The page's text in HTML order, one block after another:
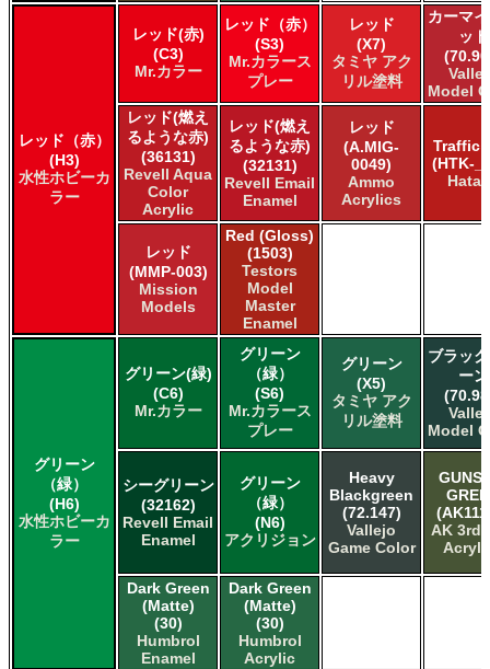
レッド（赤）
(H3)
水性ホビーカ
ラー
レッド(赤)
(C3)
Mr.カラー
レッド（赤）
(S3)
Mr.カラース
プレー
レッド
(X7)
タミヤ アク
リル塗料
カーマ
ッド
Model
レッド(燃え
るような赤)
(36131)
Revell Aqua
Color
Acrylic
レッド(燃え
るような赤)
(32131)
Revell Email
Enamel
レッド
(A.MIG-
0049)
Ammo
Acrylics
Traffic
(HTK-
レッド
(MMP-003)
Mission
Models
Red (Gloss)
(1503)
Testors
Model
Master
Enamel
グリーン
（緑）
(H6)
水性ホビーカ
ラー
グリーン(緑)
(C6)
Mr.カラー
グリーン
（緑）
(S6)
Mr.カラース
プレー
グリーン
(X5)
タミヤ アク
リル塗料
ブラッ
ーン
Model
シーグリーン
(32162)
Revell Email
Enamel
グリーン
（緑）
(N6)
アクリジョン
Heavy
Blackgreen
(72.147)
Vallejo
Game Color
AK 3rd
Dark Green
(Matte)
(30)
Humbrol
Enamel
Dark Green
(Matte)
(30)
Humbrol
Acrylic